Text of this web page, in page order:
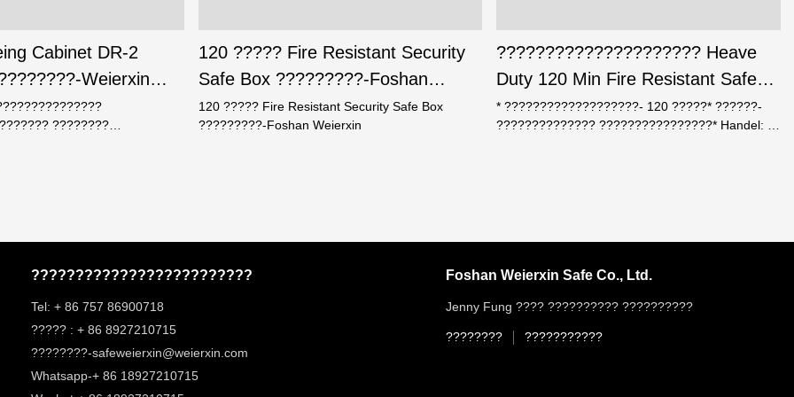
Cabinet DR-2
Weierxin
????????
??????????????
120 ????? Fire Resistant Security
Safe Box ?????????-Foshan
Weierxin
120 ????? Fire Resistant Security Safe Box
?????????-Foshan Weierxin
????????????????????? Heave
Duty 120 Min Fire Resistant Safes
ML-700
* ???????????????????- 120 ?????* ??????-
?????????????? ????????????????* Handel: 3
?????????????????????????
Tel: + 86 757 86900718
????? : + 86 8927210715
????????-safeweierxin@weierxin.com
Whatsapp-+ 86 18927210715
Foshan Weierxin Safe Co., Ltd.
Jenny Fung ???? ?????????? ??????????
???????? ???????????